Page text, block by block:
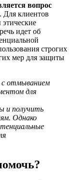
вопрос
. Для клиентов
идет об
строгих
мер для защиты
с отмыванием
для
и получить
Однако